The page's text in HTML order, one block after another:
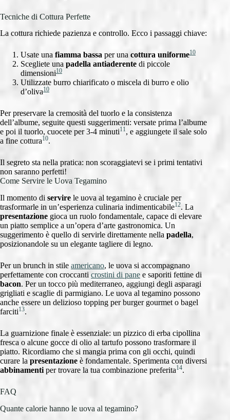
Tecniche di Cottura Perfette
La cottura richiede pazienza e controllo. Ecco i passaggi chiave:
Usate una fiamma bassa per una cottura uniforme10
Scegliete una padella antiaderente di piccole
dimensioni10
Utilizzate burro chiarificato o miscela di burro e olio
d’oliva10
Per preservare la cremosità del tuorlo e la consistenza
dell’albume, seguite questi suggerimenti: versate prima l’albume
e poi il tuorlo, cuocete per 3-4 minuti11, e aggiungete il sale solo
a fine cottura10.
Il segreto sta nella pratica: non scoraggiatevi se i primi tentativi
non saranno perfetti!
Come Servire le Uova Tegamino
Il momento di servire le uova al tegamino è cruciale per
trasformarle in un’esperienza culinaria indimenticabile12. La
presentazione gioca un ruolo fondamentale, capace di elevare
un piatto semplice a un’opera d’arte gastronomica. Un
suggerimento è quello di servirle direttamente nella padella,
posizionandole su un elegante tagliere di legno.
Per un brunch in stile americano, le uova si accompagnano
perfettamente con croccanti crostini di pane e saporiti fettine di
bacon. Per un tocco più mediterraneo, aggiungi degli asparagi
grigliati e scaglie di parmigiano. Le uova al tegamino possono
anche essere un delizioso topping per burger gourmet o bagel
farciti13.
La guarnizione finale è essenziale: un pizzico di erba cipollina
fresca o alcune gocce di olio al tartufo possono trasformare il
piatto. Ricordiamo che si mangia prima con gli occhi, quindi
curare la presentazione è fondamentale. Sperimenta con diversi
abbinamenti per trovare la tua combinazione preferita14.
FAQ
Quante calorie hanno le uova al tegamino?